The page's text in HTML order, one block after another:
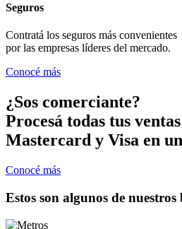
Seguros
Contratá los seguros más convenientes
por las empresas líderes del mercado.
Conocé más
¿Sos comerciante?
Procesá todas tus
Mastercard y Visa en
Conocé más
Estos son algunos de nuestros